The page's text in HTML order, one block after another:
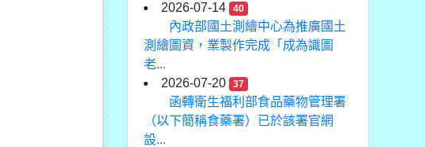
2026-07-14
40
內政部國土測繪中心為推廣國土
測繪圖資，業製作完成「成為識圖
老...
2026-07-20
37
函轉衛生福利部食品藥物管理署
（以下簡稱食藥署）已於該署官網
設...